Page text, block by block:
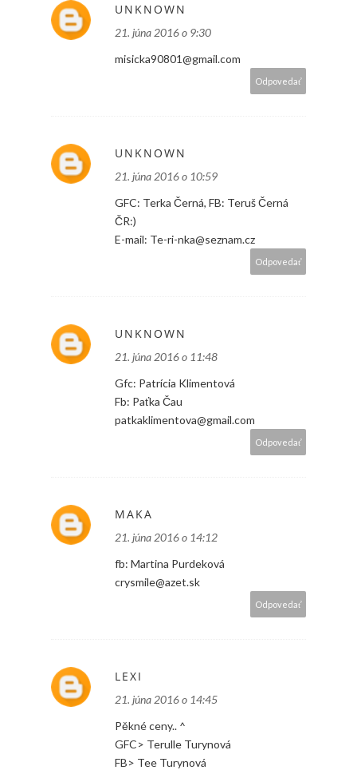
UNKNOWN
21. júna 2016 o 9:30
misicka90801@gmail.com
Odpovedať
UNKNOWN
21. júna 2016 o 10:59
GFC: Terka Černá, FB: Teruš Černá
ČR:)
E-mail: Te-ri-nka@seznam.cz
Odpovedať
UNKNOWN
21. júna 2016 o 11:48
Gfc: Patrícia Klimentová
Fb: Paťka Čau
patkaklimentova@gmail.com
Odpovedať
MAKA
21. júna 2016 o 14:12
fb: Martina Purdeková
crysmile@azet.sk
Odpovedať
LEXI
21. júna 2016 o 14:45
Pěkné ceny.. ^
GFC> Terulle Turynová
FB> Tee Turynová